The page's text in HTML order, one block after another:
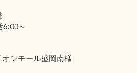
～
ンモール盛岡南様